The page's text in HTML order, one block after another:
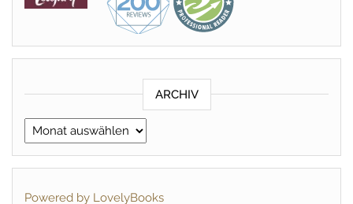
ARCHIV
Archiv
Powered by LovelyBooks